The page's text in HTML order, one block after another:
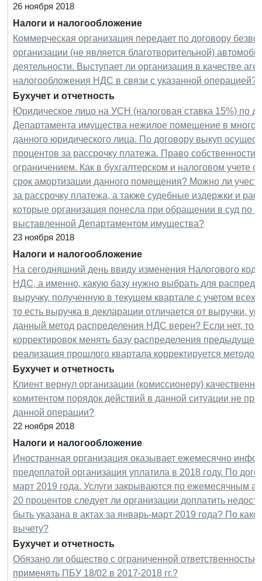
26 ноября 2018
Налоги и налогообложение
Коммерческая организация передает по договору
организации (не является благотворительной)
деятельности. Выступает ли организация в качестве
налогообложения НДС в связи с указанной операцией?
Бухучет и отчетность
Юридическое лицо на УСН (налоговая ставка 15%) по
Департамента имущества нежилое помещение в
данного юридического лица. По договору выкуп
процентов за рассрочку платежа. Право собственности
ограничением. Как в бухгалтерском и налоговом учете
срок амортизации данного помещения? Можно ли
за рассрочку платежа, а также судебные издержки и
которые организация понесла при обращении в суд
выставленной Департаментом имущества?
23 ноября 2018
Налоги и налогообложение
На сегодняшний день ввиду изменения Налогового
НДС, а именно, какую базу нужно выбрать для
выручку, полученную в текущем квартале с учетом
то есть выручка в декларации отличается от выручки,
данный метод распределения НДС верен? Если нет, то
корректировок менять базу распределения
реализация прошлого квартала корректируется
Бухучет и отчетность
Клиент вернул организации (комиссионеру)
комитентом порядок действий в данной ситуации не
данной операции?
22 ноября 2018
Налоги и налогообложение
Иностранная организация оказывает ежемесячно
предоплатой организация уплатила в 2018 году. По
март 2019 года. Услуги закрываются по ежемесячным
20 процентов следует ли организации доплатить
быть указана в актах за январь-март 2019 года? По
вычету?
Бухучет и отчетность
Обязано ли общество с ограниченной
применять ПБУ 18/02 в 2017-2018 гг.?